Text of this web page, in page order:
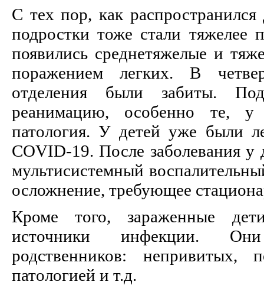
С тех пор, как
подростки тоже стали тяжелее
появились среднетяжелые и
поражением легких. В
отделения были забиты.
реанимацию, особенно те,
патология. У детей уже были
COVID-19. После заболевания у
мультисистемный
осложнение, требующее
Кроме того, зараженные
источники инфекции.
родственников:
патологией и т.д.